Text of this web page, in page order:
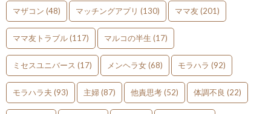
マザコン (48) マッチングアプリ (130) ママ友(201)
ママ友トラブル(117) マルコの半生 (17)
ミセスユニバース (17) メンヘラ女(68) モラハラ (92)
モラハラ夫 (93) 主婦(87) 他責思考(52) 体調不良 (22)